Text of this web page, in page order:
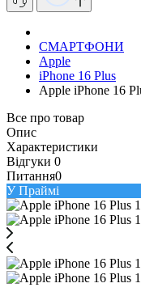
СМАРТФОНИ
Apple
iPhone 16 Plus
Apple iPhone 16
Все про товар
Опис
Характеристики
Відгуки 0
Питання0
У Праймі